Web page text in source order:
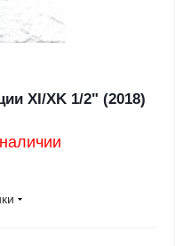
XI/XK 1/2" (2018)